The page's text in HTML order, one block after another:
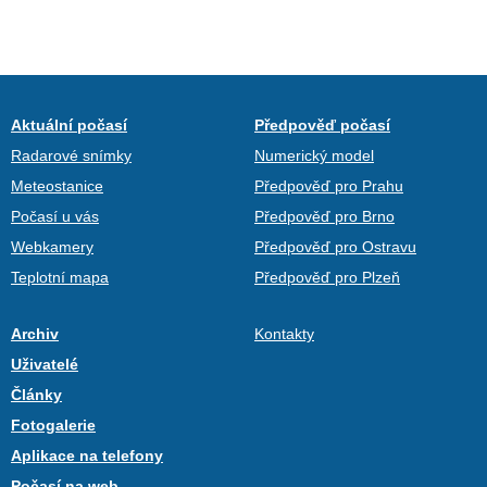
Aktuální počasí
Radarové snímky
Meteostanice
Počasí u vás
Webkamery
Teplotní mapa
Předpověď počasí
Numerický model
Předpověď pro Prahu
Předpověď pro Brno
Předpověď pro Ostravu
Předpověď pro Plzeň
Archiv
Uživatelé
Články
Fotogalerie
Aplikace na telefony
Kontakty